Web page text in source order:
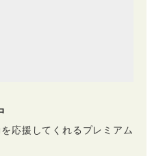
応援してくれるプレミアム